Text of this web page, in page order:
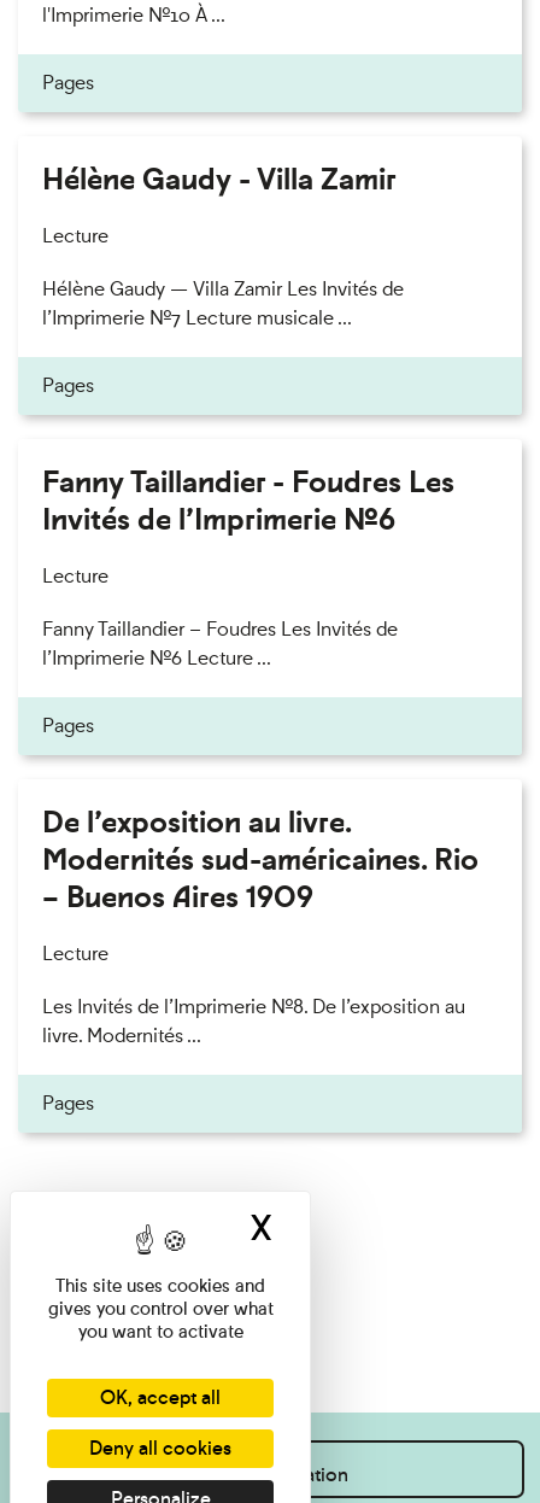
l'Imprimerie n°10 À ...
Pages
Hélène Gaudy - Villa Zamir
Lecture
Hélène Gaudy — Villa Zamir Les Invités de
l’Imprimerie n°7 Lecture musicale ...
Pages
Fanny Taillandier - Foudres Les
Invités de l’Imprimerie n°6
Lecture
Fanny Taillandier – Foudres Les Invités de
l’Imprimerie n°6 Lecture ...
Pages
De l’exposition au livre.
Modernités sud-américaines. Rio
– Buenos Aires 1909
Lecture
Les Invités de l’Imprimerie n°8. De l’exposition au
livre. Modernités ...
Pages
I want information
This site uses cookies and
gives you control over what
you want to activate
OK, accept all
Deny all cookies
X